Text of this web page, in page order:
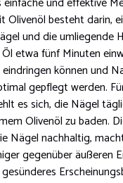
Olivenöl besteht darin,
und die umliegende
Öl etwa fünf Minuten
können und
gepflegt werden.
es sich, die Nägel
Olivenöl zu baden.
Nägel nachhaltig,
gegenüber äußeren